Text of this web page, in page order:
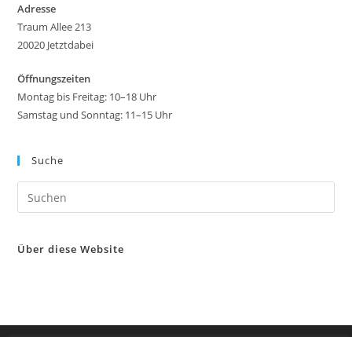
Adresse
Traum Allee 213
20020 Jetztdabei
Öffnungszeiten
Montag bis Freitag: 10–18 Uhr
Samstag und Sonntag: 11–15 Uhr
Suche
Über diese Website